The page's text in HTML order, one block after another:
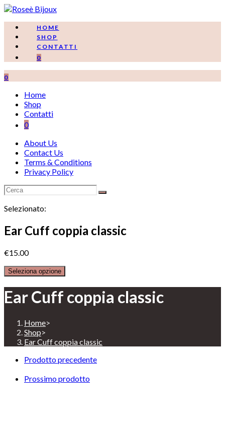
Salta
contenutoHOME
SHOP
CONTATTI
0
0
Home
Shop
Contatti
0
About Us
Contact Us
Terms & Conditions
Privacy Policy
Selezionato:
Ear Cuff coppia classic
€15.00
Seleziona opzione
Ear Cuff coppia classic
Home>
Shop>
Ear Cuff coppia classic
Prodotto precedente
Prossimo prodotto